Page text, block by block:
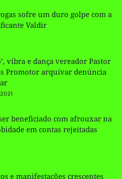
sofre um duro golpe com a
Valdir
vibra e dança vereador Pastor
Promotor arquivar denúncia
beneficiado com afrouxar na
em contas rejeitadas
e manifestações crescentes